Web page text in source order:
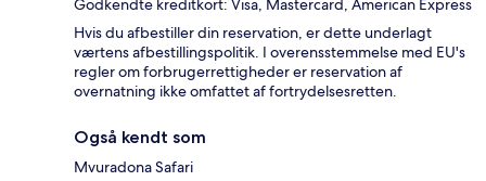
Godkendte kreditkort: Visa, Mastercard, American Express
Hvis du afbestiller din reservation, er dette underlagt
værtens afbestillingspolitik. I overensstemmelse med EU's
regler om forbrugerrettigheder er reservation af
overnatning ikke omfattet af fortrydelsesretten.
Også kendt som
Mvuradona Safari